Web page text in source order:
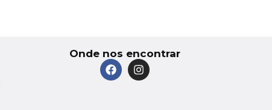
Onde nos encontrar